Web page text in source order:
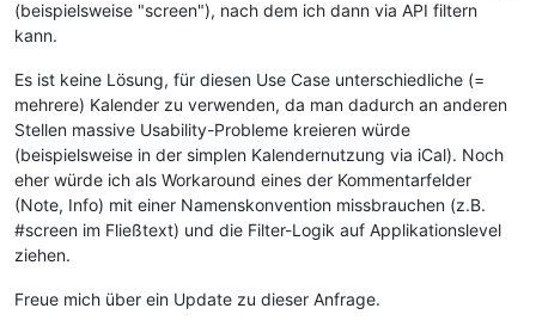
(beispielsweise "screen"), nach dem ich dann via API filtern
kann.
Es ist keine Lösung, für diesen Use Case unterschiedliche (=
mehrere) Kalender zu verwenden, da man dadurch an anderen
Stellen massive Usability-Probleme kreieren würde
(beispielsweise in der simplen Kalendernutzung via iCal). Noch
eher würde ich als Workaround eines der Kommentarfelder
(Note, Info) mit einer Namenskonvention missbrauchen (z.B.
#screen im Fließtext) und die Filter-Logik auf Applikationslevel
ziehen.
Freue mich über ein Update zu dieser Anfrage.